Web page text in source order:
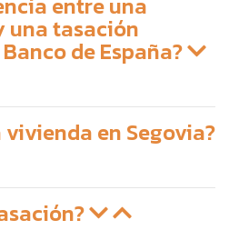
una tasación
de España?
en Segovia?